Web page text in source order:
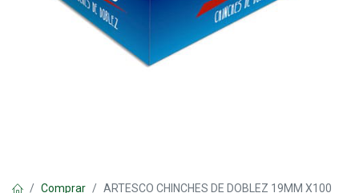
Comprar ARTESCO CHINCHES DE DOBLEZ 19MM X100